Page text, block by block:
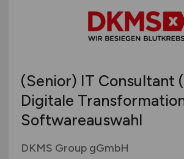
(Senior) IT Consultant
Digitale
Softwareauswahl
DKMS Group gGmbH